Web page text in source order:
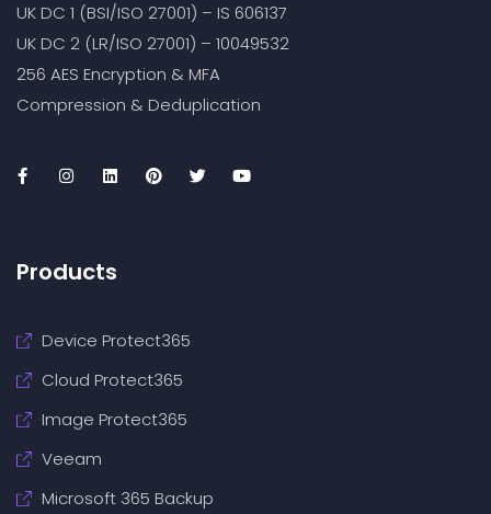
UK DC 1 (BSI/ISO 27001) – IS 606137
UK DC 2 (LR/ISO 27001) – 10049532
256 AES Encryption & MFA
Compression & Deduplication
Products
Device Protect365
Cloud Protect365
Image Protect365
Veeam
Microsoft 365 Backup